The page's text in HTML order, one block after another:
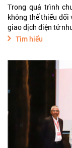
Trong quá trình
không thể thiếu đối
giao dịch điện tử
Tìm hiểu